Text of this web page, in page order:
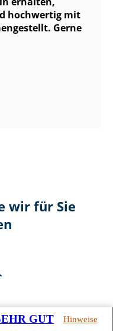
hochwertig mit
Gerne
wir für Sie
GUT Hinweise